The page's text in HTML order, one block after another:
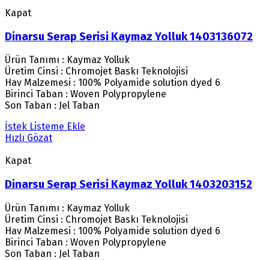
Kapat
Dinarsu Serap Serisi Kaymaz Yolluk 1403136072
Ürün Tanımı : Kaymaz Yolluk
Üretim Cinsi : Chromojet Baskı Teknolojisi
Hav Malzemesi : 100% Polyamide solution dyed 6
Birinci Taban : Woven Polypropylene
Son Taban : Jel Taban
İstek Listeme Ekle
Hızlı Gözat
Kapat
Dinarsu Serap Serisi Kaymaz Yolluk 1403203152
Ürün Tanımı : Kaymaz Yolluk
Üretim Cinsi : Chromojet Baskı Teknolojisi
Hav Malzemesi : 100% Polyamide solution dyed 6
Birinci Taban : Woven Polypropylene
Son Taban : Jel Taban